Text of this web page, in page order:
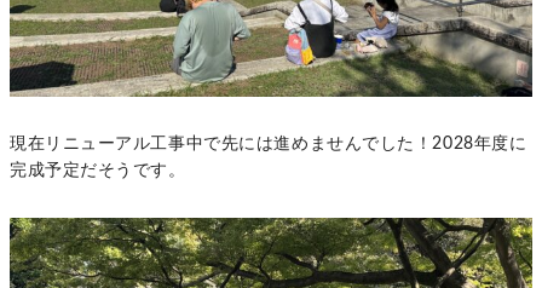
現在リニューアル工事中で先には進めませんでした！2028年度に
完成予定だそうです。